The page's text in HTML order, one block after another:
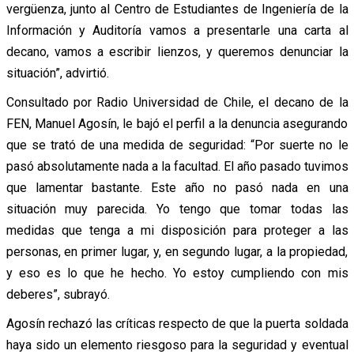
vergüenza, junto al Centro de Estudiantes de Ingeniería de la
Información y Auditoría vamos a presentarle una carta al
decano, vamos a escribir lienzos, y queremos denunciar la
situación”, advirtió.
Consultado por Radio Universidad de Chile, el decano de la
FEN, Manuel Agosín, le bajó el perfil a la denuncia asegurando
que se trató de una medida de seguridad: “Por suerte no le
pasó absolutamente nada a la facultad. El año pasado tuvimos
que lamentar bastante. Este año no pasó nada en una
situación muy parecida. Yo tengo que tomar todas las
medidas que tenga a mi disposición para proteger a las
personas, en primer lugar, y, en segundo lugar, a la propiedad,
y eso es lo que he hecho. Yo estoy cumpliendo con mis
deberes”, subrayó.
Agosín rechazó las críticas respecto de que la puerta soldada
haya sido un elemento riesgoso para la seguridad y eventual